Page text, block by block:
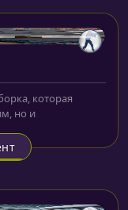
которая
но и